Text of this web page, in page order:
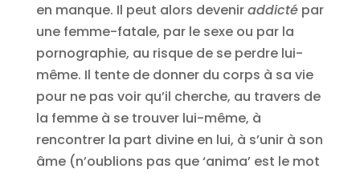
en manque. Il peut alors deveniraddictépar
une femme-fatale, par le sexe ou par la
pornographie, au risque de se perdre lui-
même. Il tente de donner du corps à sa vie
pour ne pas voir qu’il cherche, au travers de
la femme à se trouver lui-même, à
rencontrer la part divine en lui, à s’unir à son
âme (n’oublions pas que ‘anima’ est le mot